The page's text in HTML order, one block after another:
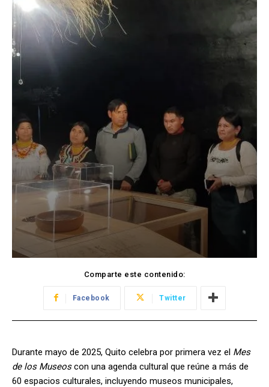
Comparte este contenido:
Facebook Twitter
Durante mayo de 2025, Quito celebra por primera vez el Mes
de los Museoscon una agenda cultural que reúne a más de
60 espacios culturales, incluyendo museos municipales,